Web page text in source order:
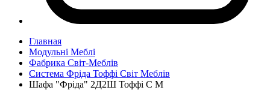
Главная
Модульні Меблі
Фабрика Світ-Меблів
Система Фріда Тоффі Світ Меблів
Шафа "Фріда" 2Д2Ш Тоффі С М